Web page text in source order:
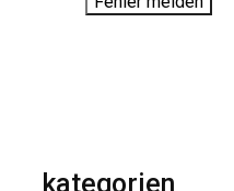
kategorien